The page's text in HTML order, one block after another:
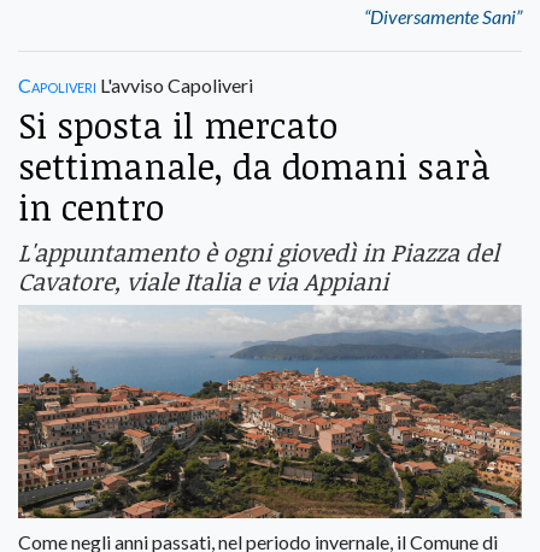
“Diversamente Sani”
Capoliveri L'avviso Capoliveri
Si sposta il mercato
settimanale, da domani sarà
in centro
L'appuntamento è ogni giovedì in Piazza del
Cavatore, viale Italia e via Appiani
Come negli anni passati, nel periodo invernale, il Comune di